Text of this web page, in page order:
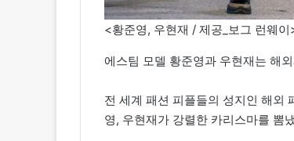
<황준영, 우현재 / 제공_보그 런웨이
에스팀 모델 황준영과 우현재는 해
전 세계 패션 피플들의 성지인 해외
영, 우현재가 강렬한 카리스마를 뽐